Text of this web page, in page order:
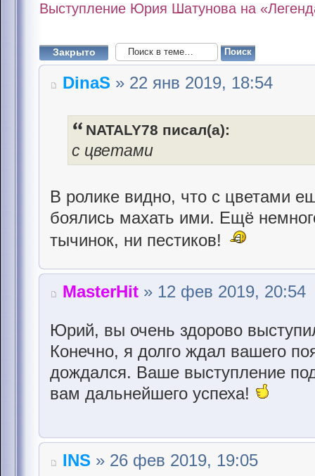
Выступление Юрия Шатунова на
Закрыто
DinaS » 22 янв 2019, 18:54
NATALY78 писал(а):
с цветами
В ролике видно, что с цветами
боялись махать ими. Ещё
тычинок, ни пестиков!
MasterHit » 12 фев 2019, 20:54
Юрий, вы очень здорово
Конечно, я долго ждал вашего
дождался. Ваше выступление
вам дальнейшего успеха!
INS » 26 фев 2019, 19:05